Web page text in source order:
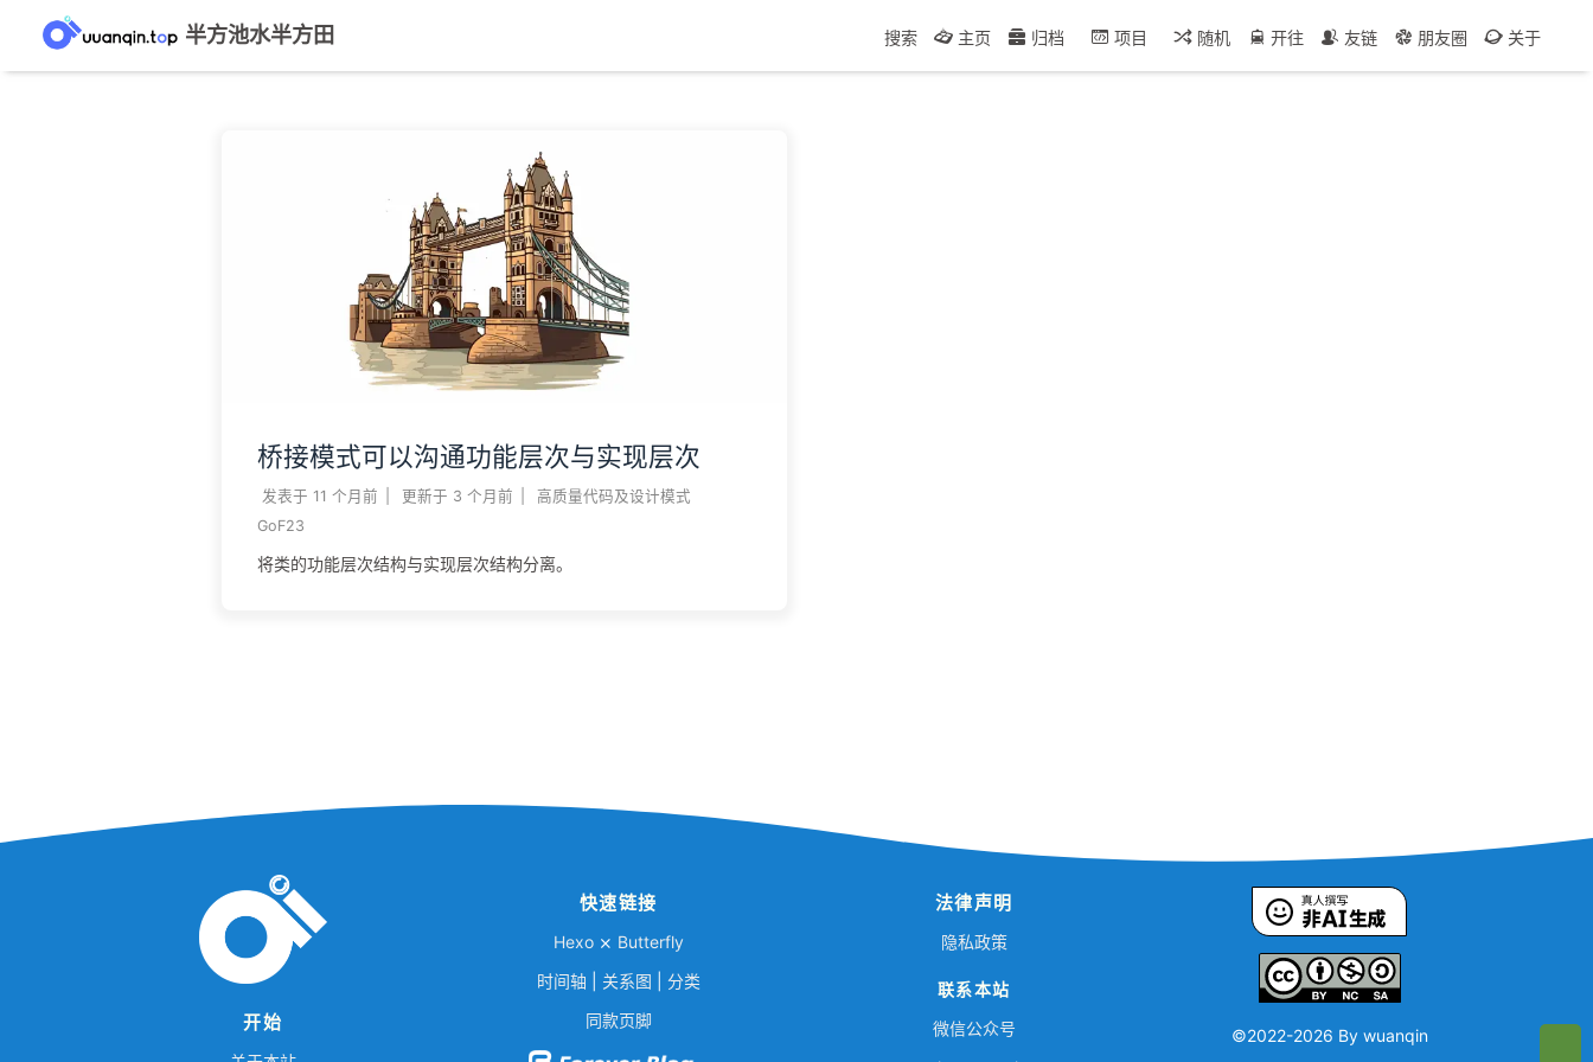
半方池水半方田 搜索 主页 归档 项目 随机 开往 友链 朋友圈 关于
桥接模式可以沟通功能层次与实现层次
发表于 11 个月前 更新于 3 个月前
高质量代码及设计模式
GoF23
将类的功能层次结构与实现层次结构分离。
开始
快速链接
Hexo⨯ Butterfly
时间轴
关系图
分类
同款页脚
法律声明
隐私政策
联系本站
微信公众号
©2022-2026 By wuanqin